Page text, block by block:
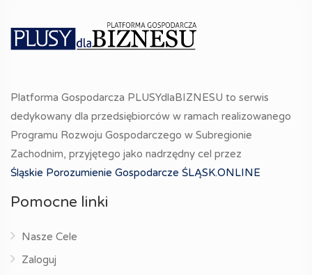
Platforma Gospodarcza PLUSYdlaBIZNESU to serwis
dedykowany dla przedsiębiorców w ramach realizowanego
Programu Rozwoju Gospodarczego w Subregionie
Zachodnim, przyjętego jako nadrzędny cel przez
Śląskie Porozumienie Gospodarcze ŚLĄSK.ONLINE
Pomocne linki
Nasze Cele
Zaloguj